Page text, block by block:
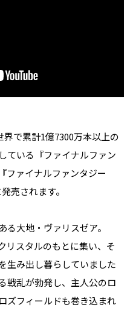
で累計1億7300万本以上の
ている『ファイナルファン
ファイナルファンタジー
売されます。
大地・ヴァリスゼア。
リスタルのもとに集い、そ
生み出し暮らしていました
乱が勃発し、主人公のロ
ズフィールドも巻き込まれ